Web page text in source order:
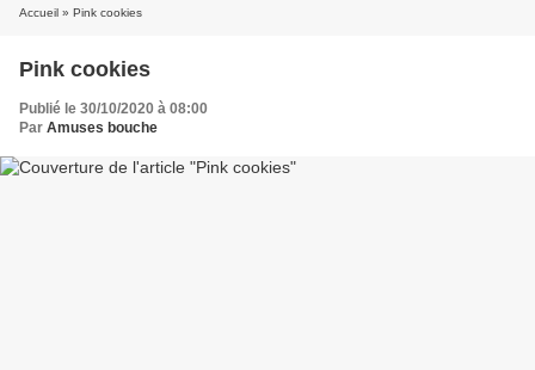
Accueil » Pink cookies
Pink cookies
Publié le 30/10/2020 à 08:00
Par Amuses bouche